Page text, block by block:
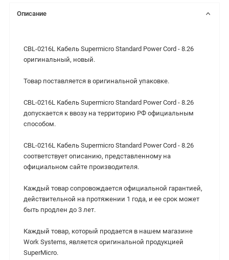
Описание
CBL-0216L Кабель Supermicro Standard Power Cord - 8.26
оригинальный, новый.
Товар поставляется в оригинальной упаковке.
CBL-0216L Кабель Supermicro Standard Power Cord - 8.26
допускается к ввозу на территорию РФ официальным
способом.
CBL-0216L Кабель Supermicro Standard Power Cord - 8.26
соответствует описанию, представленному на
официальном сайте производителя.
Каждый товар сопровождается официальной гарантией,
действительной на протяжении 1 года, и ее срок может
быть продлен до 3 лет.
Каждый товар, который продается в нашем магазине
Work Systems, является оригинальной продукцией
SuperMicro.